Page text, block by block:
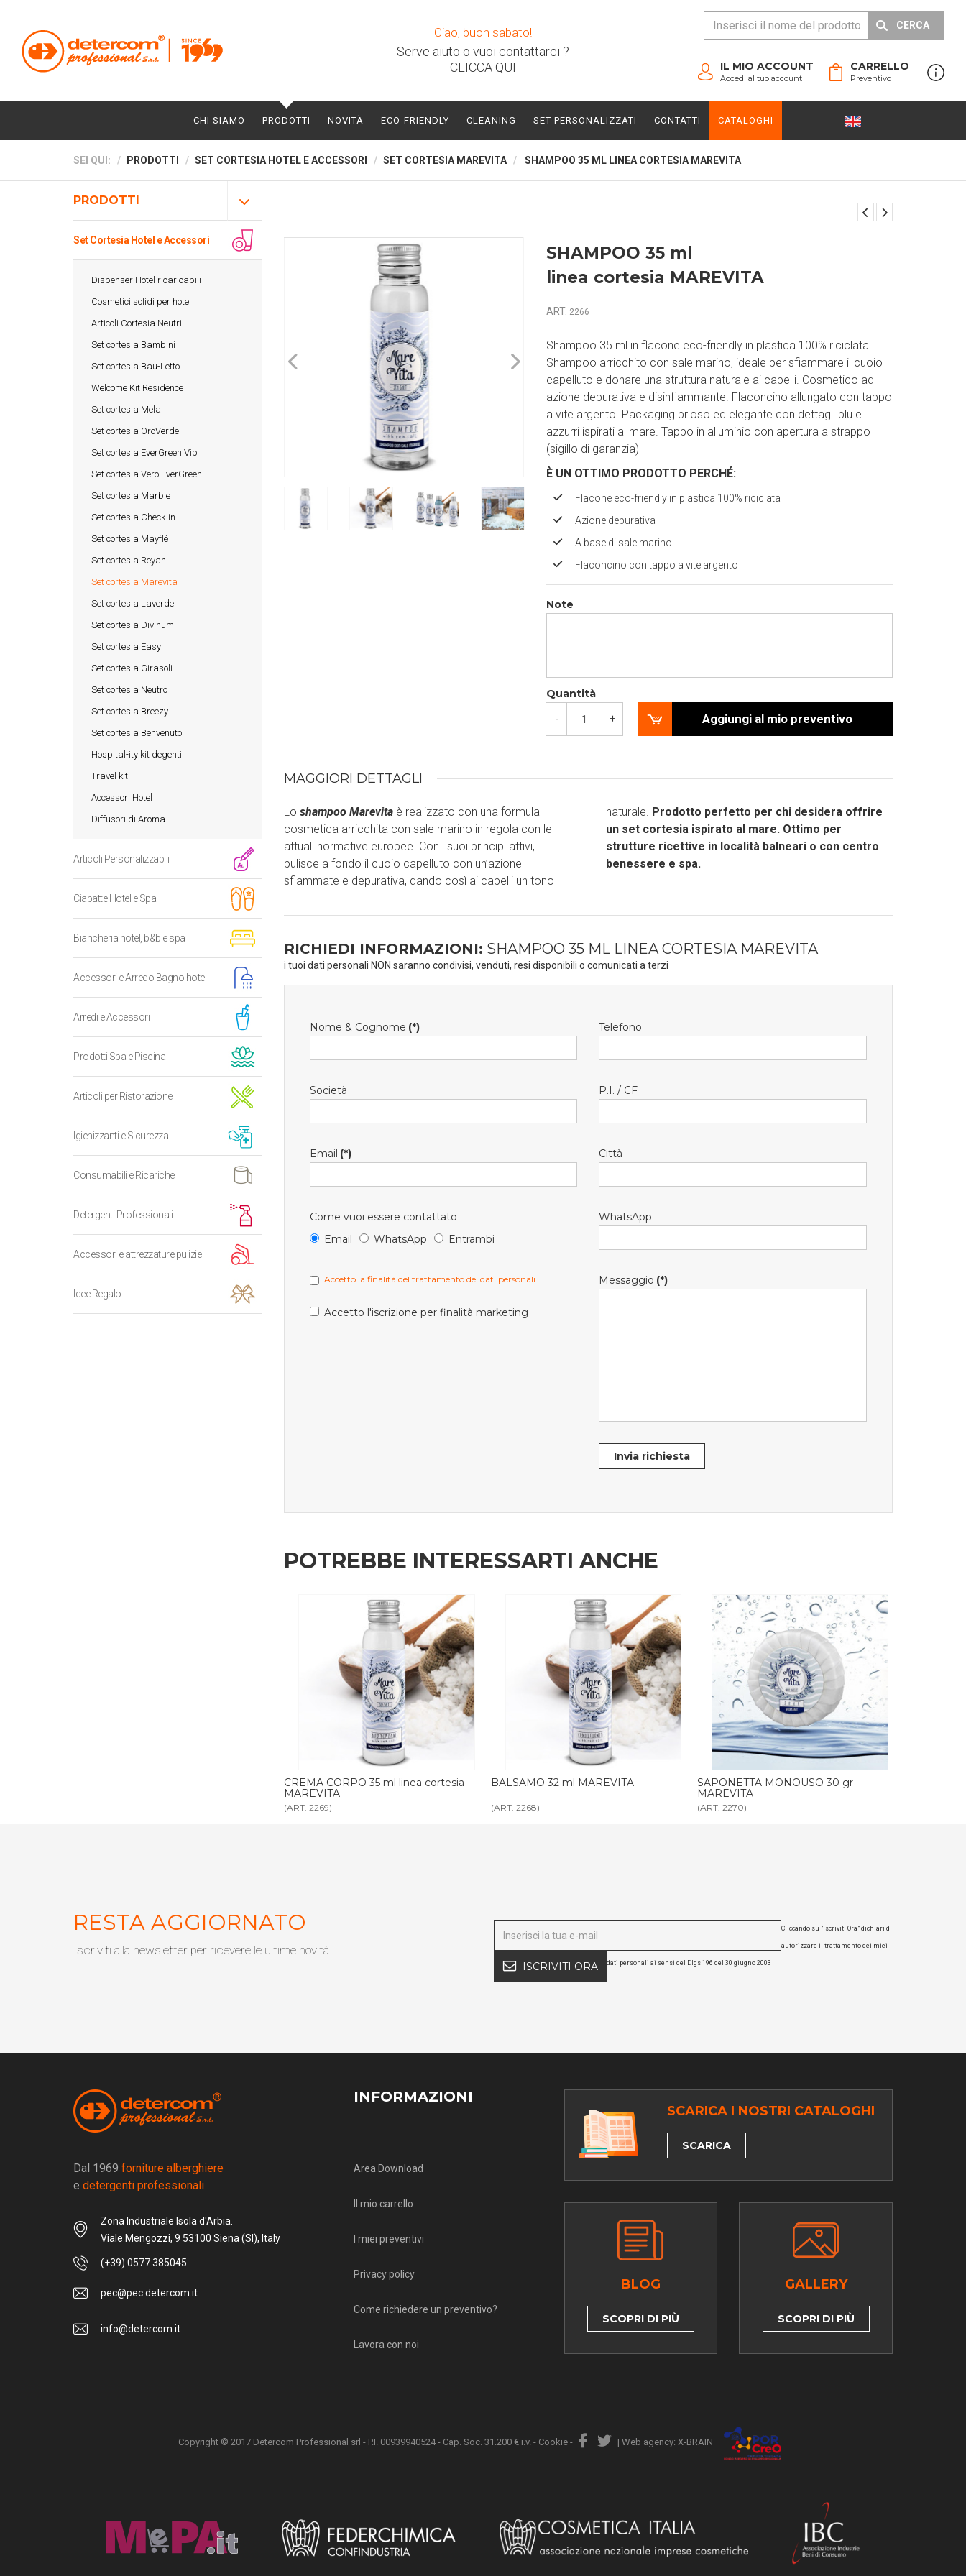
Ciao, buon sabato!
Serve aiuto o vuoi contattarci ?
CLICCA QUI
CERCA
CARRELLO
Preventivo
IL MIO ACCOUNT
Accedi al tuo account
CHI SIAMO PRODOTTI NOVITÀ ECO-FRIENDLY CLEANING SET PERSONALIZZATI CONTATTI CATALOGHI
SEI QUI: PRODOTTI SET CORTESIA HOTEL E ACCESSORI SET CORTESIA MAREVITA SHAMPOO 35 ML LINEA CORTESIA MAREVITA
PRODOTTI
Set Cortesia Hotel e Accessori
Dispenser Hotel ricaricabili
Cosmetici solidi per hotel
Articoli Cortesia Neutri
Set cortesia Bambini
Set cortesia Bau-Letto
Welcome Kit Residence
Set cortesia Mela
Set cortesia OroVerde
Set cortesia EverGreen Vip
Set cortesia Vero EverGreen
Set cortesia Marble
Set cortesia Check-in
Set cortesia Mayflé
Set cortesia Reyah
Set cortesia Marevita
Set cortesia Laverde
Set cortesia Divinum
Set cortesia Easy
Set cortesia Girasoli
Set cortesia Neutro
Set cortesia Breezy
Set cortesia Benvenuto
Hospital-ity kit degenti
Travel kit
Accessori Hotel
Diffusori di Aroma
Articoli Personalizzabili
Ciabatte Hotel e Spa
Biancheria hotel, b&b e spa
Accessori e Arredo Bagno hotel
Arredi e Accessori
Prodotti Spa e Piscina
Articoli per Ristorazione
Igienizzanti e Sicurezza
Consumabili e Ricariche
Detergenti Professionali
Accessori e attrezzature pulizie
Idee Regalo
SHAMPOO 35 ml
linea cortesia MAREVITA
ART. 2266
Shampoo 35 ml in flacone eco-friendly in plastica 100% riciclata.
Shampoo arricchito con sale marino, ideale per sfiammare il cuoio
capelluto e donare una struttura naturale ai capelli. Cosmetico ad
azione depurativa e disinfiammante. Flaconcino allungato con tappo
a vite argento. Packaging brioso ed elegante con dettagli blu e
azzurri ispirati al mare. Tappo in alluminio con apertura a strappo
(sigillo di garanzia)
È UN OTTIMO PRODOTTO PERCHÉ:
Flacone eco-friendly in plastica 100% riciclata
Azione depurativa
A base di sale marino
Flaconcino con tappo a vite argento
Note
Quantità
- + Aggiungi al mio preventivo
MAGGIORI DETTAGLI
Lo shampoo Marevita è realizzato con una formula
cosmetica arricchita con sale marino in regola con le
attuali normative europee. Con i suoi principi attivi,
pulisce a fondo il cuoio capelluto con un’azione
sfiammate e depurativa, dando così ai capelli un tono
naturale. Prodotto perfetto per chi desidera offrire
un set cortesia ispirato al mare. Ottimo per
strutture ricettive in località balneari o con centro
benessere e spa.
RICHIEDI INFORMAZIONI: SHAMPOO 35 ML LINEA CORTESIA MAREVITA
i tuoi dati personali NON saranno condivisi, venduti, resi disponibili o comunicati a terzi
Nome & Cognome (*) Telefono
Società P.I. / CF
Email (*) Città
Come vuoi essere contattato
Email
WhatsApp Entrambi
WhatsApp
Accetto la finalità del trattamento dei dati personali
Accetto l'iscrizione per finalità marketing
Messaggio (*)
Invia richiesta
POTREBBE INTERESSARTI ANCHE
BALSAMO 32 ml MAREVITA
(ART. 2268)
SAPONETTA MONOUSO 30 gr
(ART. 2270)
SAPONETTA MONOUSO 10 gr
MAREVITA
(ART. 2334)
RESTA AGGIORNATO
Iscriviti alla newsletter per ricevere le ultime novità
ISCRIVITI ORA
Cliccando su "Iscriviti Ora" dichiari di
autorizzare il trattamento dei miei
dati personali ai sensi del Dlgs 196 del 30 giugno 2003
Dal 1969 forniture alberghiere
e detergenti professionali
Zona Industriale Isola d'Arbia.
Viale Mengozzi, 9 53100 Siena (SI), Italy
(+39) 0577 385045
pec@pec.detercom.it
info@detercom.it
INFORMAZIONI
Area Download
Il mio carrello
I miei preventivi
Privacy policy
Come richiedere un preventivo?
Lavora con noi
SCARICA I NOSTRI CATALOGHI
SCARICA
BLOG
SCOPRI DI PIÙ
GALLERY
SCOPRI DI PIÙ
Copyright © 2017 Detercom Professional srl - P.I. 00939940524 - Cap. Soc. 31.200 € i.v. - Cookie - | Web agency: X-BRAIN